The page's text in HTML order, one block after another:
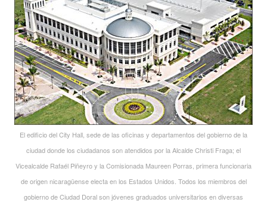
El edificio del City Hall, sede de las oficinas y departamentos del gobierno de la
ciudad donde los ciudadanos son atendidos por la Alcalde Christi Fraga; el
Vicealcalde Rafaél Piñeyro y la Comisionada Maureen Porras, primera funcionaria
de origen nicaragüense electa en los Estados Unidos. Todos los miembros del
gobierno de Ciudad Doral son jóvenes graduados universitarios en diversas